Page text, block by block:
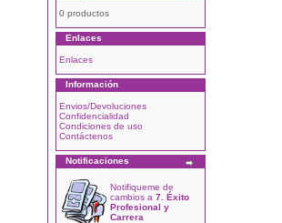
0 productos
Enlaces
Enlaces
Información
Envios/Devoluciones
Confidencialidad
Condiciones de uso
Contáctenos
Notificaciones
Notifiqueme de
cambios a 7. Éxito
Profesional y
Carrera